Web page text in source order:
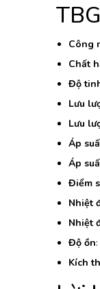
Công
Chất
Độ
Lưu
Lưu
Áp
Áp
Điểm
Nhiệt
Nhiệt
Độ ồn
Kích